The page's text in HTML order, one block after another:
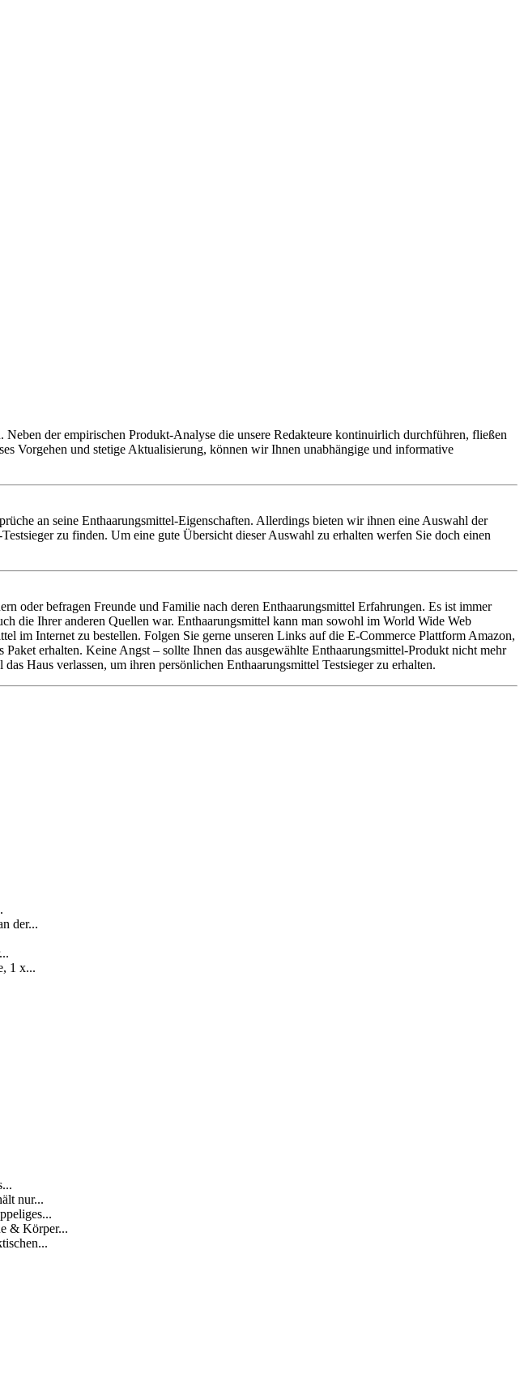
der empirischen Produkt-Analyse die unsere Redakteure kontinuirlich durchführen, fließen
Vorgehen und stetige Aktualisierung, können wir Ihnen unabhängige und informative
an seine Enthaarungsmittel-Eigenschaften. Allerdings bieten wir ihnen eine Auswahl der
zu finden. Um eine gute Übersicht dieser Auswahl zu erhalten werfen Sie doch einen
oder befragen Freunde und Familie nach deren Enthaarungsmittel Erfahrungen. Es ist immer
die Ihrer anderen Quellen war. Enthaarungsmittel kann man sowohl im World Wide Web
im Internet zu bestellen. Folgen Sie gerne unseren Links auf die E-Commerce Plattform Amazon,
erhalten. Keine Angst – sollte Ihnen das ausgewählte Enthaarungsmittel-Produkt nicht mehr
Haus verlassen, um ihren persönlichen Enthaarungsmittel Testsieger zu erhalten.
der...
1 x...
nur...
& Körper...